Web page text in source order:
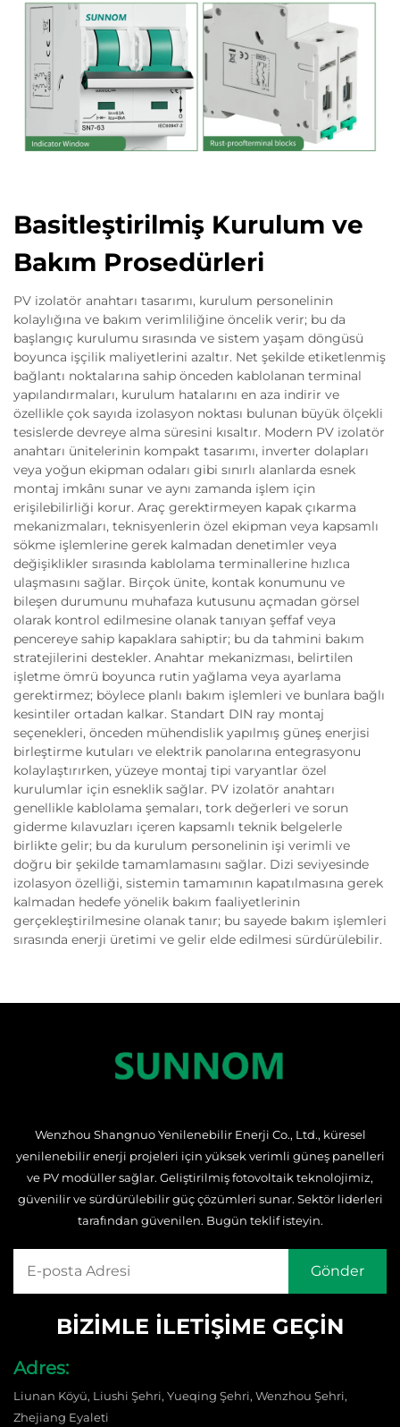
Basitleştirilmiş Kurulum ve
Bakım Prosedürleri
PV izolatör anahtarı tasarımı, kurulum personelinin
kolaylığına ve bakım verimliliğine öncelik verir; bu da
başlangıç kurulumu sırasında ve sistem yaşam döngüsü
boyunca işçilik maliyetlerini azaltır. Net şekilde etiketlenmiş
bağlantı noktalarına sahip önceden kablolanan terminal
yapılandırmaları, kurulum hatalarını en aza indirir ve
özellikle çok sayıda izolasyon noktası bulunan büyük ölçekli
tesislerde devreye alma süresini kısaltır. Modern PV izolatör
anahtarı ünitelerinin kompakt tasarımı, inverter dolapları
veya yoğun ekipman odaları gibi sınırlı alanlarda esnek
montaj imkânı sunar ve aynı zamanda işlem için
erişilebilirliği korur. Araç gerektirmeyen kapak çıkarma
mekanizmaları, teknisyenlerin özel ekipman veya kapsamlı
sökme işlemlerine gerek kalmadan denetimler veya
değişiklikler sırasında kablolama terminallerine hızlıca
ulaşmasını sağlar. Birçok ünite, kontak konumunu ve
bileşen durumunu muhafaza kutusunu açmadan görsel
olarak kontrol edilmesine olanak tanıyan şeffaf veya
pencereye sahip kapaklara sahiptir; bu da tahmini bakım
stratejilerini destekler. Anahtar mekanizması, belirtilen
işletme ömrü boyunca rutin yağlama veya ayarlama
gerektirmez; böylece planlı bakım işlemleri ve bunlara bağlı
kesintiler ortadan kalkar. Standart DIN ray montaj
seçenekleri, önceden mühendislik yapılmış güneş enerjisi
birleştirme kutuları ve elektrik panolarına entegrasyonu
kolaylaştırırken, yüzeye montaj tipi varyantlar özel
kurulumlar için esneklik sağlar. PV izolatör anahtarı
genellikle kablolama şemaları, tork değerleri ve sorun
giderme kılavuzları içeren kapsamlı teknik belgelerle
birlikte gelir; bu da kurulum personelinin işi verimli ve
doğru bir şekilde tamamlamasını sağlar. Dizi seviyesinde
izolasyon özelliği, sistemin tamamının kapatılmasına gerek
kalmadan hedefe yönelik bakım faaliyetlerinin
gerçekleştirilmesine olanak tanır; bu sayede bakım işlemleri
sırasında enerji üretimi ve gelir elde edilmesi sürdürülebilir.
Wenzhou Shangnuo Yenilenebilir Enerji Co., Ltd., küresel
yenilenebilir enerji projeleri için yüksek verimli güneş panelleri
ve PV modüller sağlar. Geliştirilmiş fotovoltaik teknolojimiz,
güvenilir ve sürdürülebilir güç çözümleri sunar. Sektör liderleri
tarafından güvenilen. Bugün teklif isteyin.
BIZIMLE İLETIŞIME GEÇIN
Adres:
Liunan Köyü, Liushi Şehri, Yueqing Şehri, Wenzhou Şehri,
Zhejiang Eyaleti